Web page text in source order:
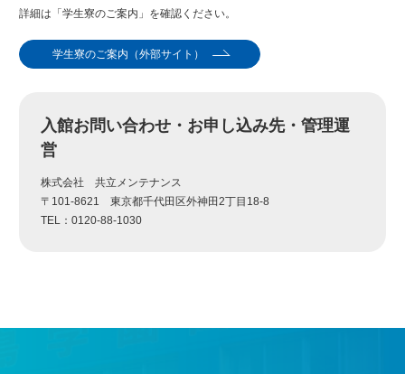
詳細は「学生寮のご案内」を確認ください。
学生寮のご案内（外部サイト）
入館お問い合わせ・お申し込み先・管理運
営
株式会社 共立メンテナンス
〒101-8621 東京都千代田区外神田2丁目18-8
TEL：0120-88-1030